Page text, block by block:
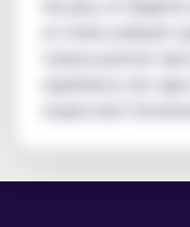
De plus, le
et moins polluant
Curieux permet
expérience de